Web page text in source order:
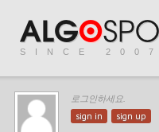
SINCE 2007
로그인하세요.
sign in sign up